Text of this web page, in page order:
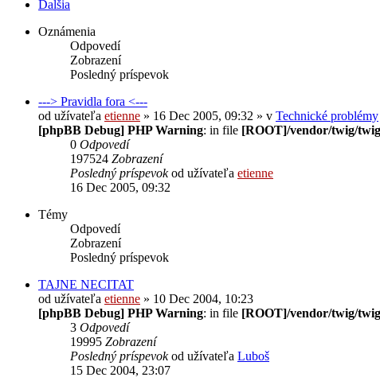
Ďalšia
Oznámenia
Odpovedí
Zobrazení
Posledný príspevok
---> Pravidla fora <---
od užívateľa etienne » 16 Dec 2005, 09:32 » v Technické problémy
[phpBB Debug] PHP Warning: in file [ROOT]/vendor/twig/
0 Odpovedí
197524 Zobrazení
Posledný príspevokod užívateľa etienne
16 Dec 2005, 09:32
Témy
Odpovedí
Zobrazení
Posledný príspevok
TAJNE NECITAT
od užívateľa etienne » 10 Dec 2004, 10:23
[phpBB Debug] PHP Warning: in file [ROOT]/vendor/twig/
3 Odpovedí
19995 Zobrazení
Posledný príspevokod užívateľa Luboš
15 Dec 2004, 23:07